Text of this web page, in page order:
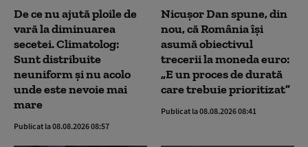
De ce nu ajută ploile de
vară la diminuarea
secetei. Climatolog:
Sunt distribuite
neuniform și nu acolo
unde este nevoie mai
mare
Publicat la 08.08.2026 08:57
Nicușor Dan spune, din
nou, că România își
asumă obiectivul
trecerii la moneda euro:
„E un proces de durată
care trebuie prioritizat”
Publicat la 08.08.2026 08:41